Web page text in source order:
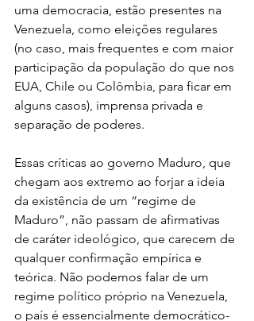
uma democracia, estão presentes na
Venezuela, como eleições regulares
(no caso, mais frequentes e com maior
participação da população do que nos
EUA, Chile ou Colômbia, para ficar em
alguns casos), imprensa privada e
separação de poderes.
Essas críticas ao governo Maduro, que
chegam aos extremo ao forjar a ideia
da existência de um “regime de
Maduro”, não passam de afirmativas
de caráter ideológico, que carecem de
qualquer confirmação empírica e
teórica. Não podemos falar de um
regime político próprio na Venezuela,
o país é essencialmente democrático-